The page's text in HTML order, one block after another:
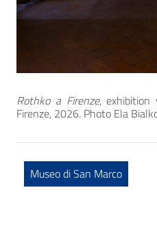
Rothko a Firenze, exhibition
Firenze, 2026. Photo Ela
Museo di San Marco